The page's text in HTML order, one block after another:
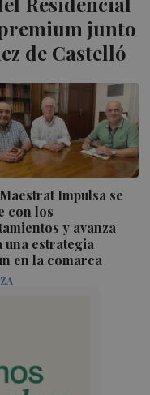
junto
de Castelló
Impulsa se
con los
y avanza
una estrategia
en la comarca